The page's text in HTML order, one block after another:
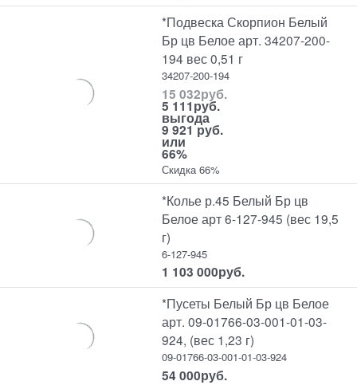
*Подвеска Скорпион Белый
Бр цв Белое арт. 34207-200-
194 вес 0,51 г
34207-200-194
15 032руб.
5 111руб.
выгода
9 921 руб.
или
66%
Скидка 66%
*Колье р.45 Белый Бр цв
Белое арт 6-127-945 (вес 19,5
г)
6-127-945
1 103 000руб.
*Пусеты Белый Бр цв Белое
арт. 09-01766-03-001-01-03-
924, (вес 1,23 г)
09-01766-03-001-01-03-924
54 000руб.